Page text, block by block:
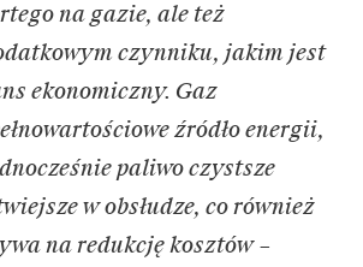
na gazie, ale też
czynniku, jakim jest
ekonomiczny. Gaz
źródło energii,
paliwo czystsze
w obsłudze, co również
na redukcję kosztów–